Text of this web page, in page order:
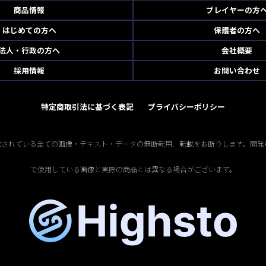
商品情報
プレイヤーの方
はじめての方へ
保護者の方へ
人・行政の方へ
会社概要
採用情報
お問い合わせ
特定商取引法に基づく表記 プライバシーポリシー
れている全ての画像・テキスト・データの無断転用、転載をお断りします。開発
で使用している画像と実際の商品とは異なる場合がございます。